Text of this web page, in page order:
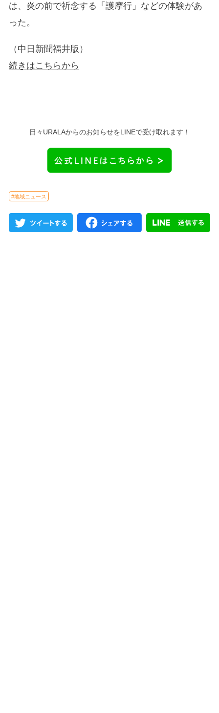
は、炎の前で祈念する「護摩行」などの体験があ
った。
（中日新聞福井版）
続きはこちらから
日々URALAからのお知らせをLINEで受け取れます！
#地域ニュース